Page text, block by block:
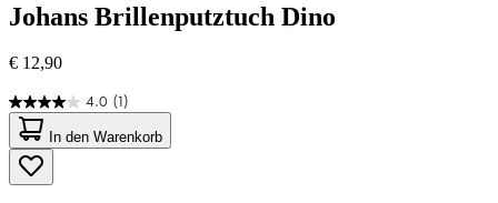
Johans Brillenputztuch Dino
€ 12,90
4.0 (1)
4.0
von
5
Sternen.
1
In den Warenkorb